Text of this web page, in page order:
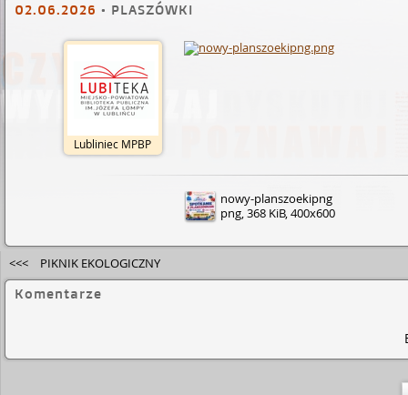
02.06.2026 • PLASZÓWKI
Lubliniec MPBP
nowy-planszoekipng
png, 368 KiB, 400x600
<<< PIKNIK EKOLOGICZNY
Komentarze